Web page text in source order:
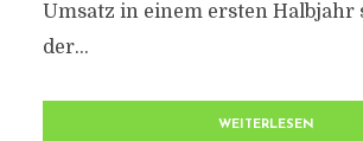
Umsatz in einem ersten Halbjahr
der...
WEITERLESEN